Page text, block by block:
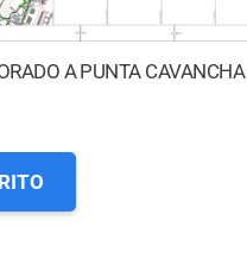
A PUNTA CAVANCHA